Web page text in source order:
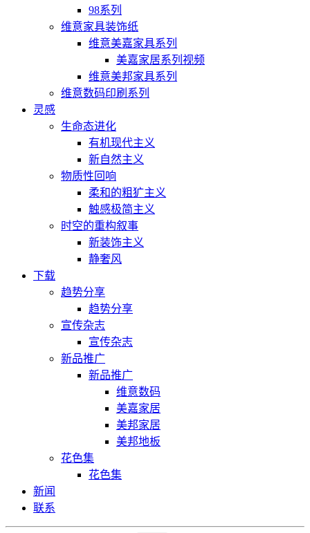
98系列
维意家具装饰纸
维意美嘉家具系列
美嘉家居系列视频
维意美邦家具系列
维意数码印刷系列
灵感
生命态进化
有机现代主义
新自然主义
物质性回响
柔和的粗犷主义
触感极简主义
时空的重构叙事
新装饰主义
静奢风
下载
趋势分享
趋势分享
宣传杂志
宣传杂志
新品推广
新品推广
维意数码
美嘉家居
美邦家居
美邦地板
花色集
花色集
新闻
联系